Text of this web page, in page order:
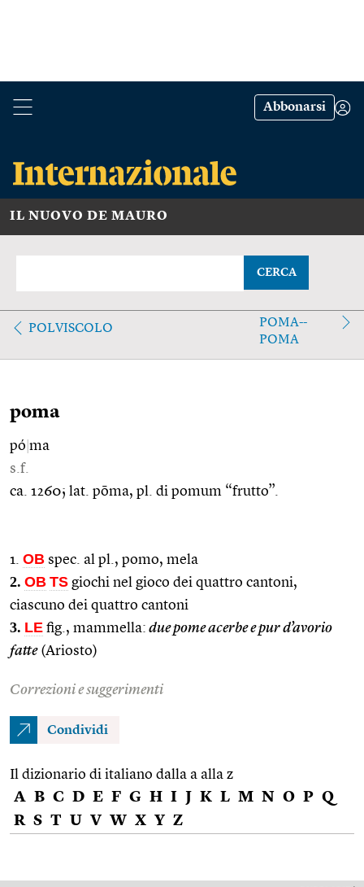
Abbonarsi
IL NUOVO DE MAURO
CERCA
POLVISCOLO
POMA--
POMA
poma
pó ma
s.f.
ca. 1260; lat. pōma, pl. di pomum “frutto”.
1. OB spec. al pl., pomo, mela
2. OB TS giochi nel gioco dei quattro cantoni,
ciascuno dei quattro cantoni
3. LE fig., mammella: due pome acerbe e pur d’avorio
fatte(Ariosto)
Correzioni e suggerimenti
Condividi
Il dizionario di italiano dalla a alla z
A B C D E F G H I J K L M N O P Q
R S T U V W X Y Z